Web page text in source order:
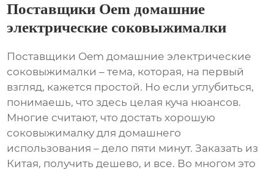
Поставщики Oem домашние
электрические соковыжималки
Поставщики Oem домашние электрические
соковыжималки – тема, которая, на первый
взгляд, кажется простой. Но если углубиться,
понимаешь, что здесь целая куча нюансов.
Многие считают, что достать хорошую
соковыжималку для домашнего
использования – дело пяти минут. Заказать из
Китая, получить дешево, и все. Во многом это